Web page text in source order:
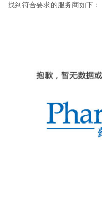
找到符合要求的服务商如下：